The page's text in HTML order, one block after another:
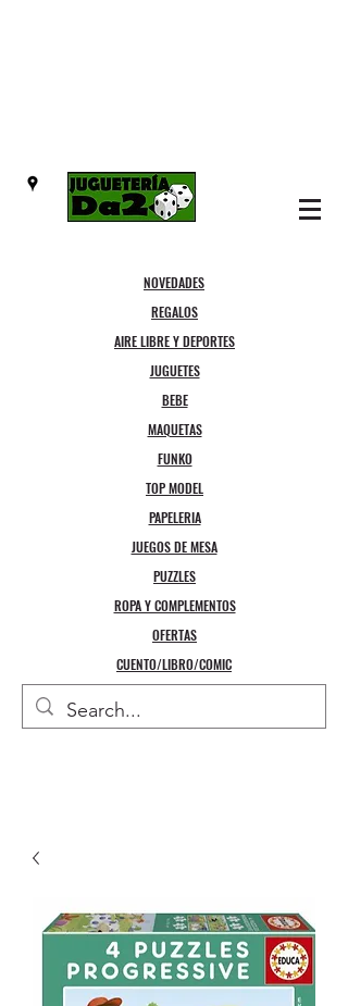
NOVEDADES
REGALOS
AIRE LIBRE Y DEPORTES
JUGUETES
BEBE
MAQUETAS
FUNKO
TOP MODEL
PAPELERIA
JUEGOS DE MESA
PUZZLES
ROPA Y COMPLEMENTOS
OFERTAS
CUENTO/LIBRO/COMIC